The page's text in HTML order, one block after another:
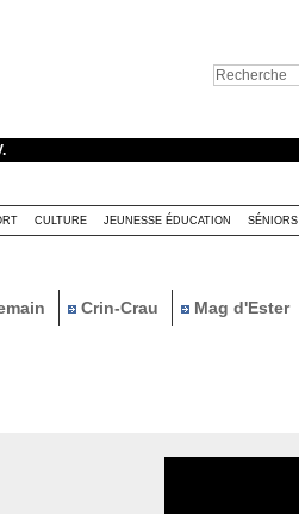
CULTURE JEUNESSE ÉDUCATION SÉNIORS
Crin-Crau Mag d'Ester